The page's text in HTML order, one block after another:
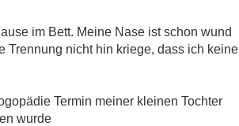
im Bett. Meine Nase ist schon wund
Trennung nicht hin kriege, dass ich keine
Termin meiner kleinen Tochter
wurde